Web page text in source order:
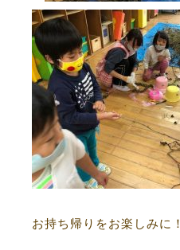
お持ち帰りをお楽しみに！